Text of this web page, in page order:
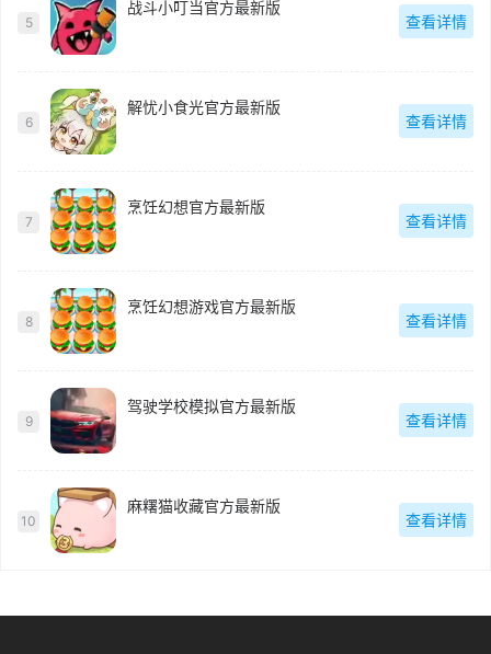
5
战斗小叮当官方最新版
查看详情
6
解忧小食光官方最新版
查看详情
7
烹饪幻想官方最新版
查看详情
8
烹饪幻想游戏官方最新版
查看详情
9
驾驶学校模拟官方最新版
查看详情
10
麻糬猫收藏官方最新版
查看详情